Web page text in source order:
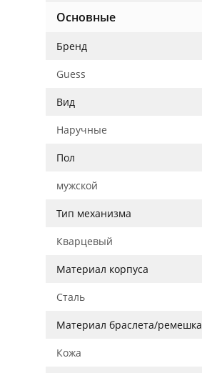
Основные
Бренд
Guess
Вид
Наручные
Пол
мужской
Тип механизма
Кварцевый
Материал корпуса
Сталь
Материал браслета/ремешка
Кожа